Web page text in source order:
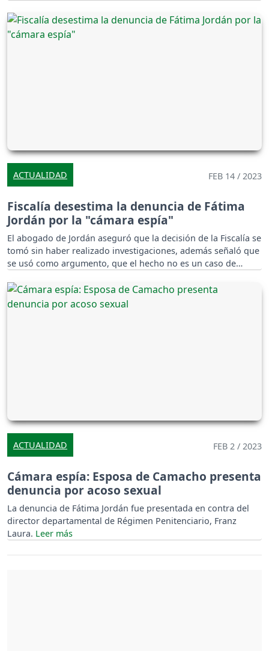
ACTUALIDAD FEB 14 / 2023
Fiscalía desestima la denuncia de Fátima
Jordán por la "cámara espía"
El abogado de Jordán aseguró que la decisión de la Fiscalía se
tomó sin haber realizado investigaciones, además señaló que
se usó como argumento, que el hecho no es un caso de
ACTUALIDAD FEB 2 / 2023
Cámara espía: Esposa de Camacho presenta
denuncia por acoso sexual
La denuncia de Fátima Jordán fue presentada en contra del
director departamental de Régimen Penitenciario, Franz
Laura.